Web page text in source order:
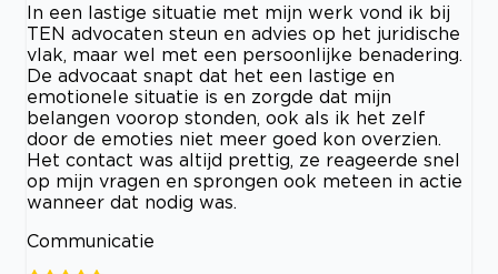
In een lastige situatie met mijn werk vond ik bij
TEN advocaten steun en advies op het juridische
vlak, maar wel met een persoonlijke benadering.
De advocaat snapt dat het een lastige en
emotionele situatie is en zorgde dat mijn
belangen voorop stonden, ook als ik het zelf
door de emoties niet meer goed kon overzien.
Het contact was altijd prettig, ze reageerde snel
op mijn vragen en sprongen ook meteen in actie
wanneer dat nodig was.
Communicatie